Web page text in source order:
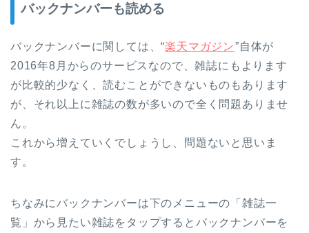
バックナンバーも読める
バックナンバーに関しては、“楽天マガジン”自体が
2016年8月からのサービスなので、雑誌にもよります
が比較的少なく、読むことができないものもあります
が、それ以上に雑誌の数が多いので全く問題ありませ
ん。
これから増えていくでしょうし、問題ないと思いま
す。
ちなみにバックナンバーは下のメニューの「雑誌一
覧」から見たい雑誌をタップするとバックナンバーを